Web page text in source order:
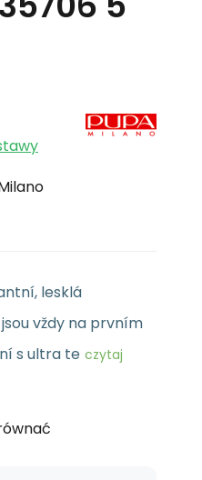
lesklá
vždy na prvním
s ultra te czytaj